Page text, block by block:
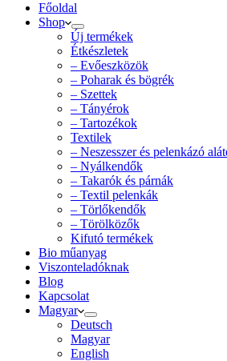
Főoldal
Shop
Új termékek
Étkészletek
– Evőeszközök
– Poharak és bögrék
– Szettek
– Tányérok
– Tartozékok
Textilek
– Neszesszer és pelenkázó
– Nyálkendők
– Takarók és párnák
– Textil pelenkák
– Törlőkendők
– Törölközők
Kifutó termékek
Bio műanyag
Viszonteladóknak
Blog
Kapcsolat
Magyar
Deutsch
Magyar
English